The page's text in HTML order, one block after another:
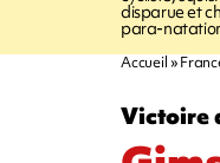
disparue et
para-
Accueil
Victoire